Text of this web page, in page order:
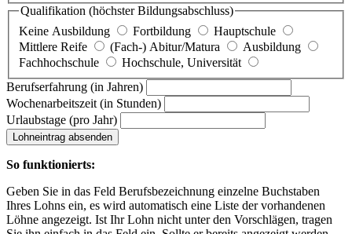
Qualifikation (höchster Bildungsabschluss)
Keine Ausbildung
Fortbildung
Hauptschule
Mittlere Reife
(Fach-) Abitur/Matura
Ausbildung
Fachhochschule
Hochschule, Universität
Berufserfahrung (in Jahren)
Wochenarbeitszeit (in Stunden)
Urlaubstage (pro Jahr)
Lohneintrag absenden
So funktionierts:
Geben Sie in das Feld Berufsbezeichnung einzelne Buchstaben
Ihres Lohns ein, es wird automatisch eine Liste der vorhandenen
Löhne angezeigt. Ist Ihr Lohn nicht unter den Vorschlägen, tragen